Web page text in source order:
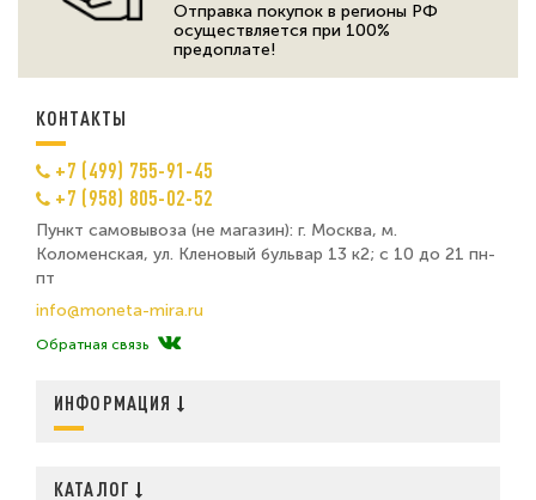
Отправка покупок в регионы РФ
осуществляется при 100%
предоплате!
КОНТАКТЫ
+7 (499) 755-91-45
+7 (958) 805-02-52
Пункт самовывоза (не магазин): г. Москва, м.
Коломенская, ул. Кленовый бульвар 13 к2; с 10 до 21 пн-
пт
info@moneta-mira.ru
Обратная связь
ИНФОРМАЦИЯ
КАТАЛОГ